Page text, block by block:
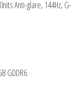
Anti-glare, 144Hz, G-
GDDR6